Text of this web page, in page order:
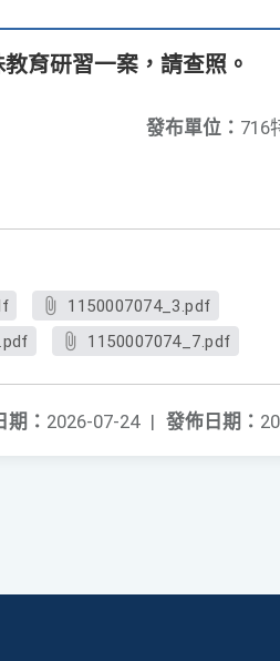
育研習一案，請查照。
發布單位： 716
1150007074_3.pdf
1150007074_7.pdf
發佈日期：
期： 2026-07-24 |